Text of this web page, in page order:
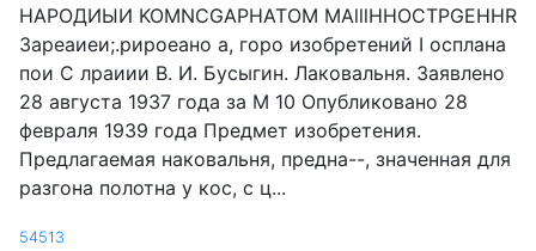
НАРОДИЫИ KOMNCGAPHATOM MAlllHHOCTPGEHHR
Зареаиеи;.рироеано а, горо изобретений I осплана
пои С лраиии В. И. Бусыгин. Лаковальня. Заявлено
28 августа 1937 года за М 10 Опубликовано 28
февраля 1939 года Предмет изобретения.
Предлагаемая наковальня, предна--, значенная для
разгона полотна у кос, с ц...
54513